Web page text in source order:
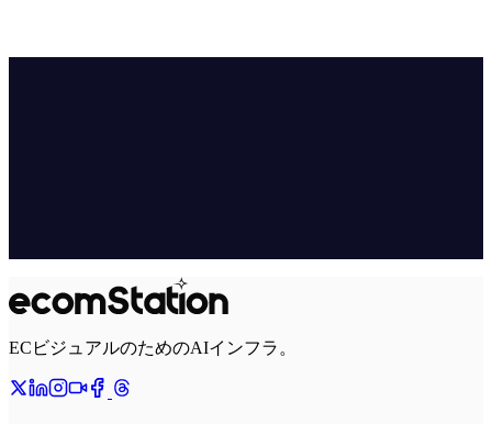
ECビジュアルのためのAIインフラ。